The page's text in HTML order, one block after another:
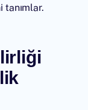
tanımlar.